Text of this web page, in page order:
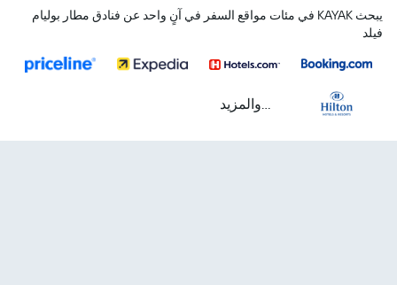
يبحث KAYAK في مئات مواقع السفر في آنٍ واحد عن فنادق مطار بوليام
فيلد
...والمزيد